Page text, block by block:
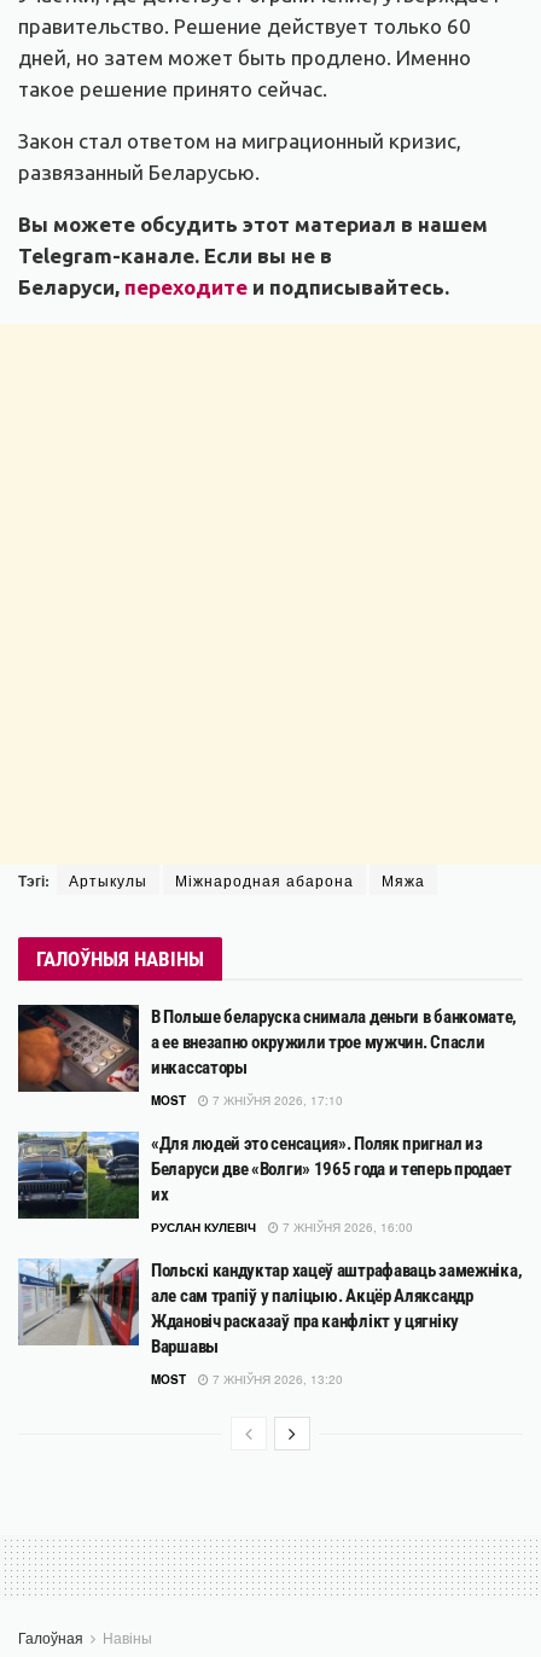
правительство. Решение действует только 60
дней, но затем может быть продлено. Именно
такое решение принято сейчас.
Закон стал ответом на миграционный кризис,
развязанный Беларусью.
Вы можете обсудить этот материал в нашем
Telegram-канале. Если вы не в
Беларуси, переходите и подписывайтесь.
Тэгі: Артыкулы Міжнародная абарона Мяжа
ГАЛОЎНЫЯ НАВІНЫ
В Польше беларуска снимала деньги в банкомате,
а ее внезапно окружили трое мужчин. Спасли
инкассаторы
MOST 7 ЖНІЎНЯ 2026, 17:10
«Для людей это сенсация». Поляк пригнал из
Беларуси две «Волги» 1965 года и теперь продает
их
РУСЛАН КУЛЕВІЧ 7 ЖНІЎНЯ 2026, 16:00
Польскі кандуктар хацеў аштрафаваць замежніка,
але сам трапіў у паліцыю. Акцёр Аляксандр
Ждановіч расказаў пра канфлікт у цягніку
Варшавы
MOST 7 ЖНІЎНЯ 2026, 13:20
Галоўная Навіны